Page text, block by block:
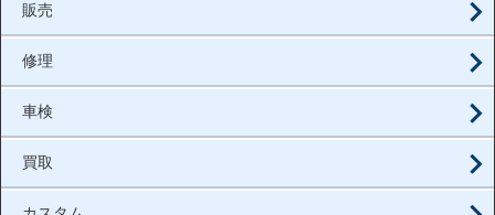
販売
修理
車検
買取